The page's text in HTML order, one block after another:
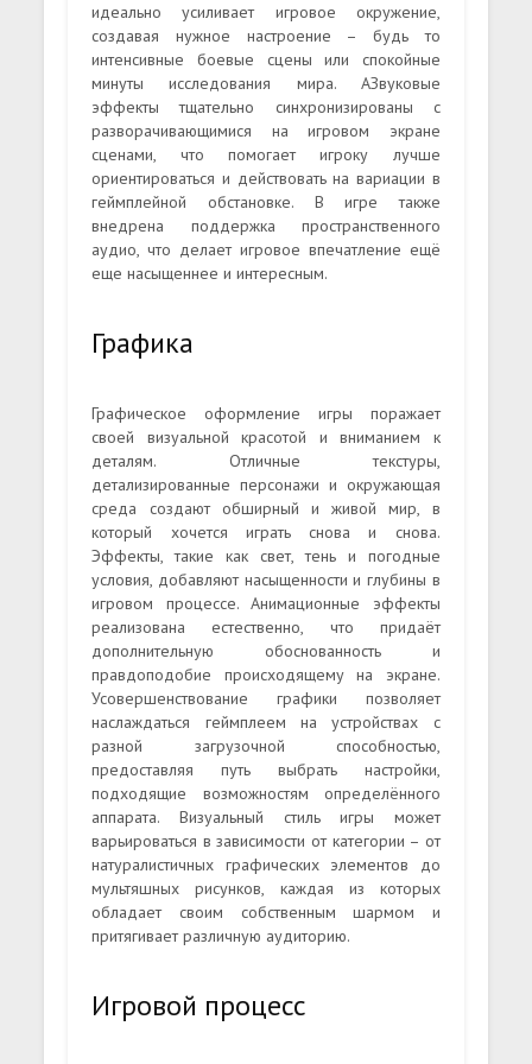
идеально усиливает игровое окружение,
создавая нужное настроение – будь то
интенсивные боевые сцены или спокойные
минуты исследования мира. АЗвуковые
эффекты тщательно синхронизированы с
разворачивающимися на игровом экране
сценами, что помогает игроку лучше
ориентироваться и действовать на вариации в
геймплейной обстановке. В игре также
внедрена поддержка пространственного
аудио, что делает игровое впечатление ещё
еще насыщеннее и интересным.
Графика
Графическое оформление игры поражает
своей визуальной красотой и вниманием к
деталям. Отличные текстуры,
детализированные персонажи и окружающая
среда создают обширный и живой мир, в
который хочется играть снова и снова.
Эффекты, такие как свет, тень и погодные
условия, добавляют насыщенности и глубины в
игровом процессе. Анимационные эффекты
реализована естественно, что придаёт
дополнительную обоснованность и
правдоподобие происходящему на экране.
Усовершенствование графики позволяет
наслаждаться геймплеем на устройствах с
разной загрузочной способностью,
предоставляя путь выбрать настройки,
подходящие возможностям определённого
аппарата. Визуальный стиль игры может
варьироваться в зависимости от категории – от
натуралистичных графических элементов до
мультяшных рисунков, каждая из которых
обладает своим собственным шармом и
притягивает различную аудиторию.
Игровой процесс